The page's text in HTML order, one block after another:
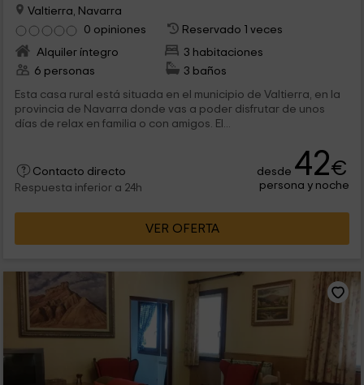
Valtierra, Navarra
0 opiniones
Reservado 1 veces
Alquiler íntegro
3 habitaciones
6 personas
3 baños
Esta casa rural está situada en el municipio de Valtierra, en la
provincia de Navarra donde vas a poder disfrutar de unos
días de relax en familia o con amigos. El...
Contacto directo
Respuesta inferior a 24h
desde 42€
persona y noche
VER OFERTA